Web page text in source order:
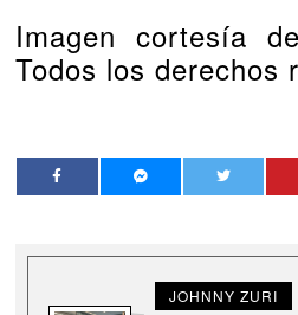
Imagen cortesía
Todos los derechos
JOHNNY ZURI